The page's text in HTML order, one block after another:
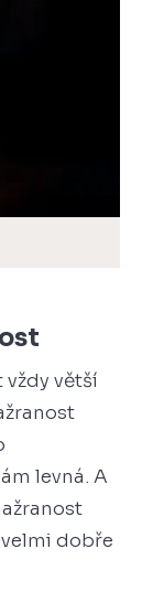
větší
levná. A
dobře